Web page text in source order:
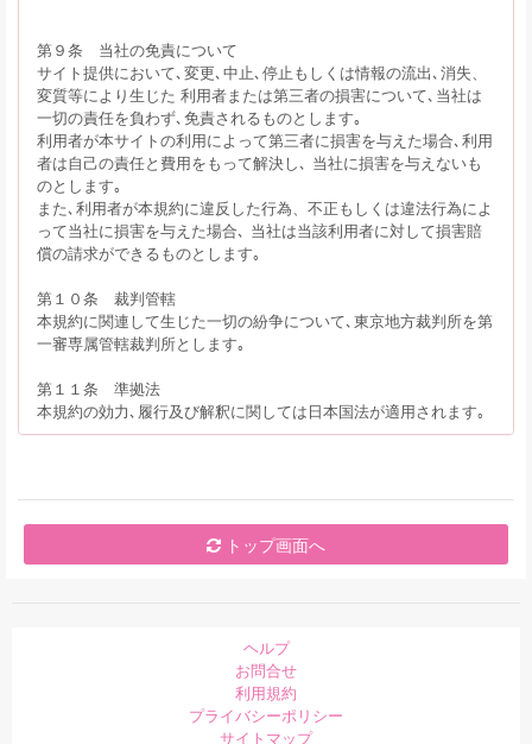
第９条 当社の免責について
サイト提供において､変更､中止､停止もしくは情報の流出､消失、
変質等により生じた 利用者または第三者の損害について､当社は
一切の責任を負わず､免責されるものとします｡
利用者が本サイトの利用によって第三者に損害を与えた場合､利用
者は自己の責任と費用をもって解決し､ 当社に損害を与えないも
のとします｡
また､利用者が本規約に違反した行為、不正もしくは違法行為によ
って当社に損害を与えた場合､ 当社は当該利用者に対して損害賠
償の請求ができるものとします｡
第１０条 裁判管轄
本規約に関連して生じた一切の紛争について､東京地方裁判所を第
一審専属管轄裁判所とします｡
第１１条 準拠法
本規約の効力､履行及び解釈に関しては日本国法が適用されます｡
トップ画面へ
ヘルプ
お問合せ
利用規約
プライバシーポリシー
サイトマップ